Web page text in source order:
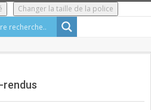
Changer la taille de la police
rendus